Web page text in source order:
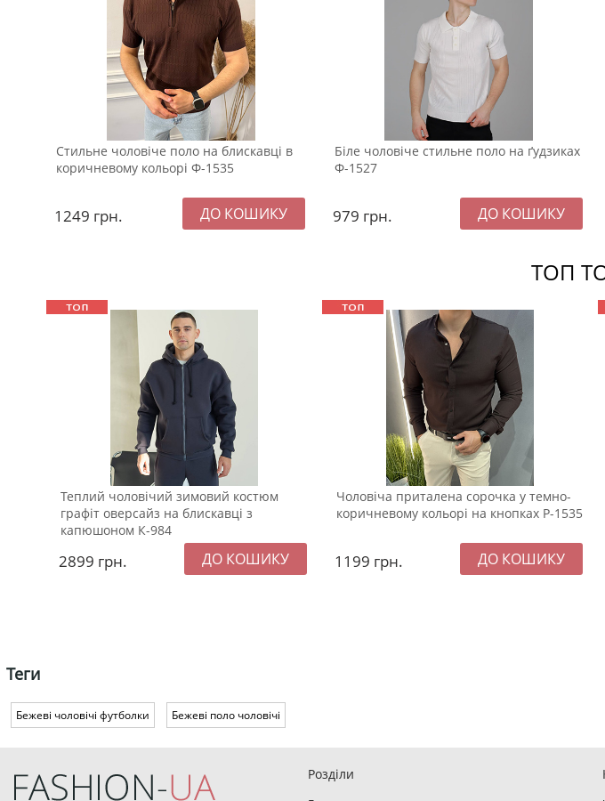
Стильне чоловіче поло на блискавці в
коричневому кольорі Ф-1535
1249 грн.
Біле чоловіче стильне поло на ґудзиках
Ф-1527
979 грн.
ТОП
Теплий чоловічий зимовий костюм
графіт оверсайз на блискавці з
капюшоном К-984
2899 грн.
Чоловіча приталена сорочка у темно-
коричневому кольорі на кнопках Р-1535
1199 грн.
Теги
Бежеві чоловічі футболки Бежеві поло чоловічі
Розділи